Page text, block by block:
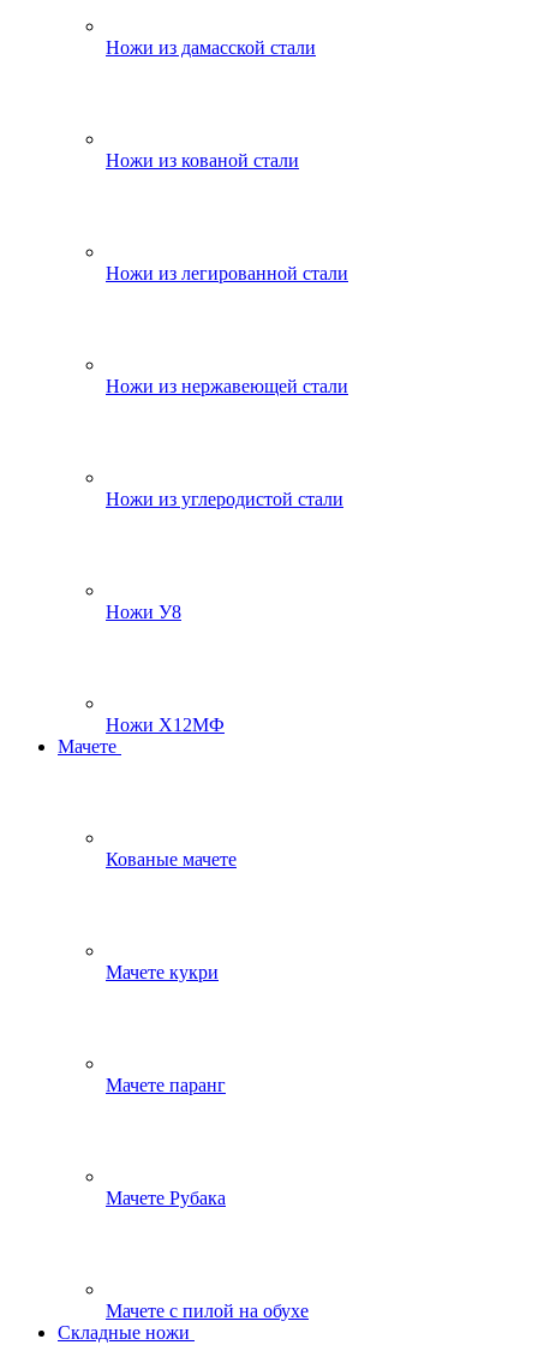
Ножи из дамасской стали
Ножи из кованой стали
Ножи из легированной стали
Ножи из нержавеющей стали
Ножи из углеродистой стали
Ножи У8
Ножи Х12МФ
Мачете
Кованые мачете
Мачете кукри
Мачете паранг
Мачете Рубака
Мачете с пилой на обухе
Складные ножи